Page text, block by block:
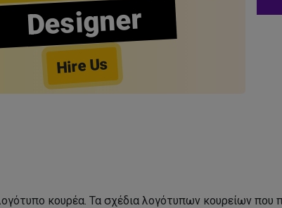
Designer
Hire Us
κουρέα. Τα σχέδια λογότυπων κουρείων που